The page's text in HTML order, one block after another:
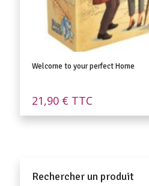
Welcome to your perfect Home
21,90 € TTC
Rechercher un produit